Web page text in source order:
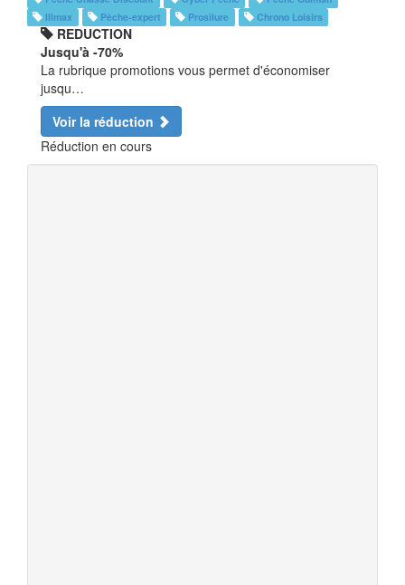
Illmax
Pêche-expert Prosilure Chrono Loisirs
REDUCTION
Jusqu'à -70%
La rubrique promotions vous permet d'économiser
jusqu…
Voir la réduction
Réduction en cours